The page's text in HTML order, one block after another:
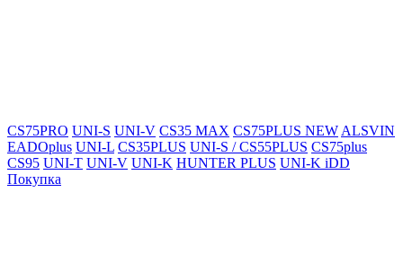
CS75PRO UNI-S UNI-V CS35 MAX CS75PLUS NEW ALSVIN
EADOplus UNI-L CS35PLUS UNI-S / CS55PLUS CS75plus
CS95 UNI-T UNI-V UNI-K HUNTER PLUS UNI-K iDD
Покупка